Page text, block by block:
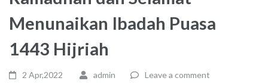
Menunaikan Ibadah Puasa
1443 Hijriah
2 Apr,2022 admin Leave a comment